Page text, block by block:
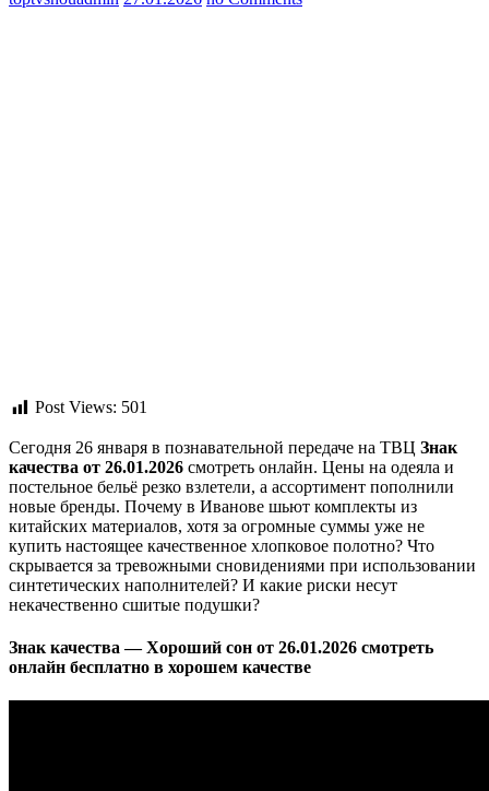
Post Views: 501
Сегодня 26 января в познавательной передаче на ТВЦ Знак
качества от 26.01.2026 смотреть онлайн. Цены на одеяла и
постельное бельё резко взлетели, а ассортимент пополнили
новые бренды. Почему в Иванове шьют комплекты из
китайских материалов, хотя за огромные суммы уже не
купить настоящее качественное хлопковое полотно? Что
скрывается за тревожными сновидениями при использовании
синтетических наполнителей? И какие риски несут
некачественно сшитые подушки?
Знак качества — Хороший сон от 26.01.2026 смотреть
онлайн бесплатно в хорошем качестве